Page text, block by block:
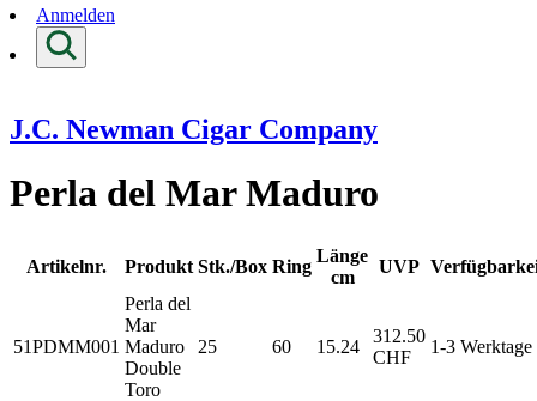
Anmelden
J.C. Newman Cigar Company
Perla del Mar Maduro
Artikelnr. Produkt Stk./Box Ring
Länge
cm
UVP
51PDMM001
Perla del
Mar
Maduro
Double
Toro
25 60 15.24
312.50
CHF
1-3 Werktage